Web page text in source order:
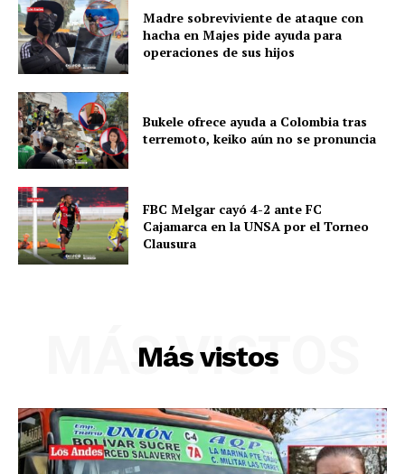
Madre sobreviviente de ataque con
hacha en Majes pide ayuda para
operaciones de sus hijos
Bukele ofrece ayuda a Colombia tras
terremoto, keiko aún no se pronuncia
FBC Melgar cayó 4-2 ante FC
Cajamarca en la UNSA por el Torneo
Clausura
Más vistos
MÁS VISTOS